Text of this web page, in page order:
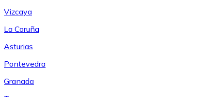
Vizcaya
La Coruña
Asturias
Pontevedra
Granada